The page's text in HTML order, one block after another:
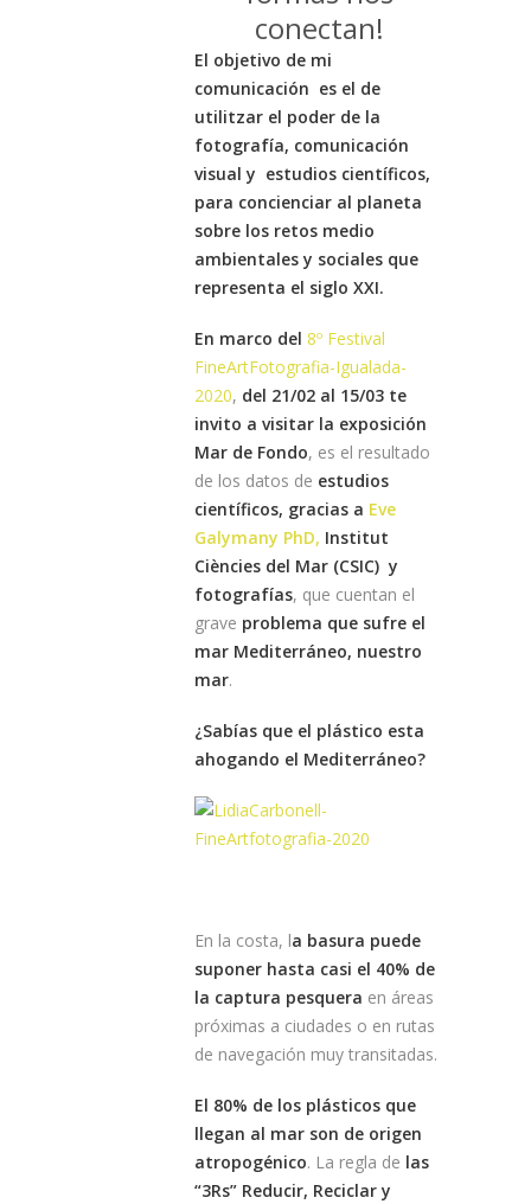
conectan!
El objetivo de mi
comunicación es el de
utilitzar el poder de la
fotografía, comunicación
visual y estudios científicos,
para concienciar al planeta
sobre los retos medio
ambientales y sociales que
representa el siglo XXI.
En marco del 8º Festival
FineArtFotografia-Igualada-
2020, del 21/02 al 15/03 te
invito a visitar la exposición
Mar de Fondo, es el resultado
de los datos de estudios
científicos, gracias a Eve
Galymany PhD, Institut
Ciències del Mar (CSIC) y
fotografías, que cuentan el
grave problema que sufre el
mar Mediterráneo, nuestro
mar.
¿Sabías que el plástico esta
ahogando el Mediterráneo?
En la costa, la basura puede
suponer hasta casi el 40% de
la captura pesquera en áreas
próximas a ciudades o en rutas
de navegación muy transitadas.
El 80% de los plásticos que
llegan al mar son de origen
atropogénico. La regla de las
“3Rs” Reducir, Reciclar y